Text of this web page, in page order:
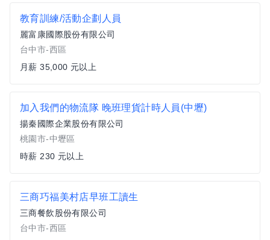
教育訓練/活動企劃人員
麗富康國際股份有限公司
台中市-西區
月薪 35,000 元以上
加入我們的物流隊 晚班理貨計時人員(中壢)
揚秦國際企業股份有限公司
桃園市-中壢區
時薪 230 元以上
三商巧福美村店早班工讀生
三商餐飲股份有限公司
台中市-西區